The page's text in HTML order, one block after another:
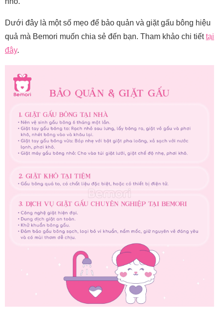
Dưới đây là một số mẹo để bảo quản và giặt gấu bông hiệu
quả mà Bemori muốn chia sẻ đến bạn. Tham khảo chi tiếttại
đây.